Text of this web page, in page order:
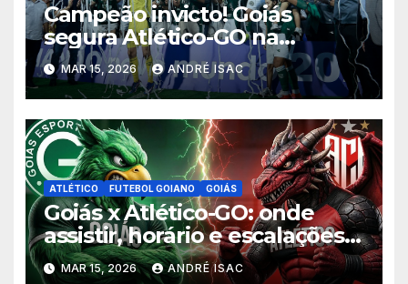
Campeão invicto! Goiás
segura Atlético-GO na
Serrinha e levanta o título do
Goianão 2026
MAR 15, 2026 ANDRÉ ISAC
ATLÉTICO FUTEBOL GOIANO GOIÁS
Goiás x Atlético-GO: onde
assistir, horário e escalações
da final do Goianão 2026
MAR 15, 2026 ANDRÉ ISAC